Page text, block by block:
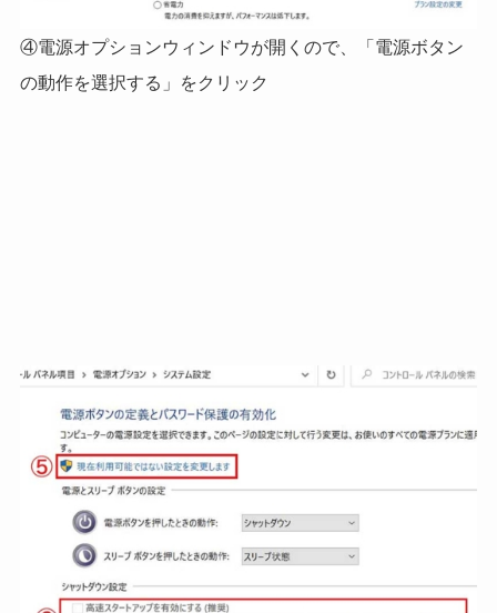
④電源オプションウィンドウが開くので、「電源ボタン
の動作を選択する」をクリック